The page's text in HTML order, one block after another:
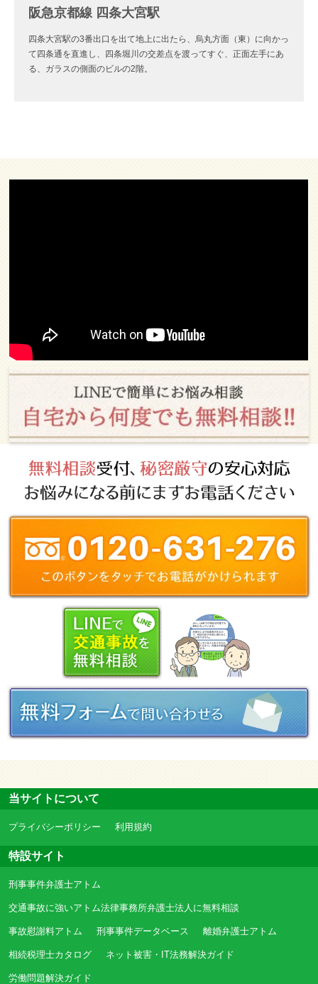
阪急京都線 四条大宮駅
四条大宮駅の3番出口を出て地上に出たら、烏丸方面（東）に向かっ
て四条通を直進し、四条堀川の交差点を渡ってすぐ、正面左手にあ
る、ガラスの側面のビルの2階。
当サイトについて
プライバシーポリシー 利用規約
特設サイト
刑事事件弁護士アトム
交通事故に強いアトム法律事務所弁護士法人に無料相談
事故慰謝料アトム 刑事事件データベース 離婚弁護士アトム
相続税理士カタログ ネット被害・IT法務解決ガイド
労働問題解決ガイド